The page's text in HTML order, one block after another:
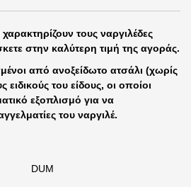
τους ναργιλέδες
στην καλύτερη τιμή της αγοράς.
από ανοξείδωτο ατσάλι (χωρίς
του είδους, οι οποίοι
εξοπλισμό για να
του ναργιλέ.
DUM